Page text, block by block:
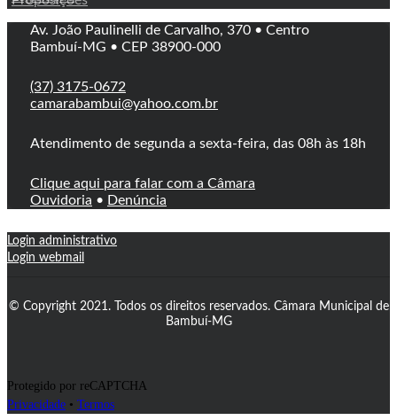
Av. João Paulinelli de Carvalho, 370 • Centro
Bambuí-MG • CEP 38900-000
(37) 3175-0672
camarabambui@yahoo.com.br
Atendimento de segunda a sexta-feira, das 08h às 18h
Clique aqui para falar com a Câmara
Ouvidoria • Denúncia
Login administrativo
Login webmail
© Copyright 2021. Todos os direitos reservados. Câmara Municipal de
Bambuí-MG
Protegido por reCAPTCHA
Privacidade • Termos